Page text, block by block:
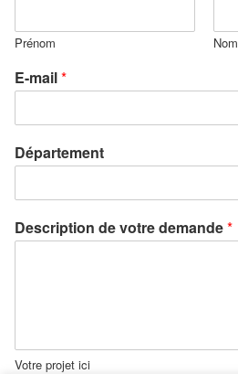
Prénom Nom
E-mail*
Département
Description de votre demande*
Votre projet ici